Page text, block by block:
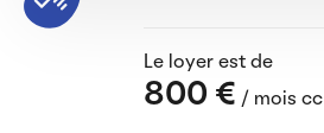
Le loyer est de
800 € / mois cc